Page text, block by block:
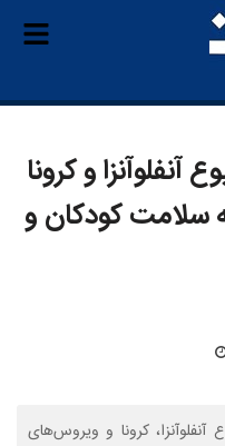
و کرونا
سلامت کودکان و
کرونا و ویروس‌های